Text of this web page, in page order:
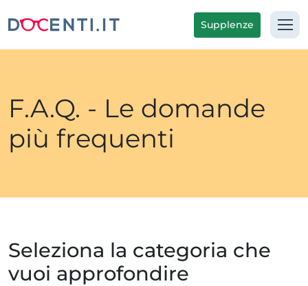
Supplenze
F.A.Q. - Le domande
più frequenti
Seleziona la categoria che
vuoi approfondire